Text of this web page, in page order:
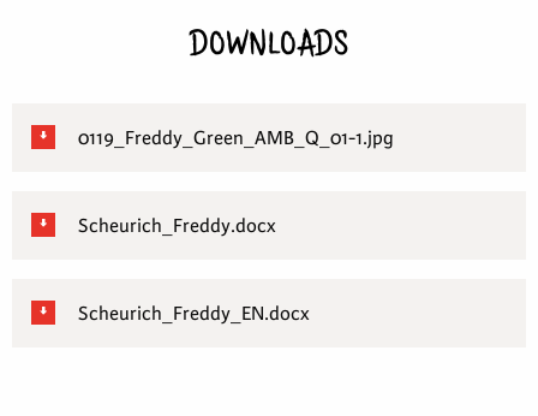
DOWNLOADS
0119_Freddy_Green_AMB_Q_01-1.jpg
Scheurich_Freddy.docx
Scheurich_Freddy_EN.docx